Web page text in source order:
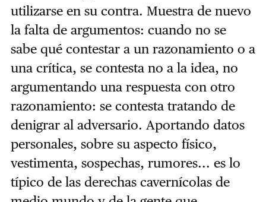
utilizarse en su contra. Muestra de nuevo
la falta de argumentos: cuando no se
sabe qué contestar a un razonamiento o a
una crítica, se contesta no a la idea, no
argumentando una respuesta con otro
razonamiento: se contesta tratando de
denigrar al adversario. Aportando datos
personales, sobre su aspecto físico,
vestimenta, sospechas, rumores... es lo
típico de las derechas cavernícolas de